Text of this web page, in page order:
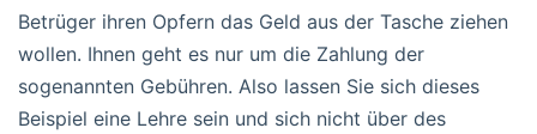
Betrüger ihren Opfern das Geld aus der Tasche ziehen
wollen. Ihnen geht es nur um die Zahlung der
sogenannten Gebühren. Also lassen Sie sich dieses
Beispiel eine Lehre sein und sich nicht über des